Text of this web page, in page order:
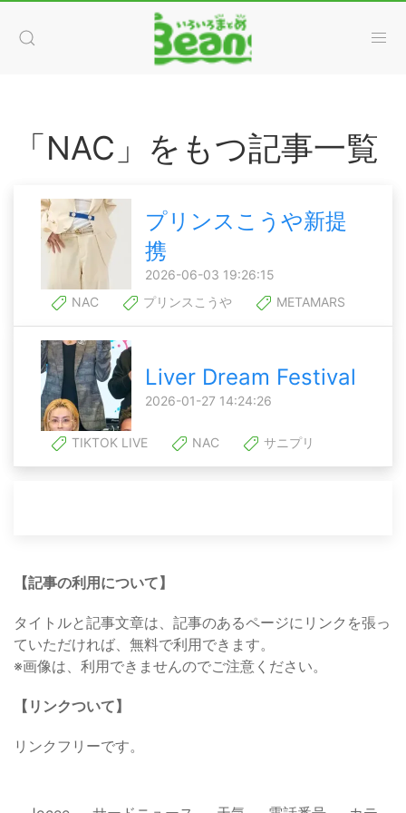
「NAC」をもつ記事一覧
プリンスこうや新提
携
2026-06-03 19:26:15
NAC
プリンスこうや METAMARS
Liver Dream Festival
2026-01-27 14:24:26
TIKTOK LIVE NAC サニプリ
【記事の利用について】
タイトルと記事文章は、記事のあるページにリンクを張っ
ていただければ、無料で利用できます。
※画像は、利用できませんのでご注意ください。
【リンクついて】
リンクフリーです。